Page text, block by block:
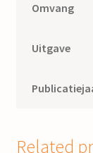
Omvang
Uitgave
Related